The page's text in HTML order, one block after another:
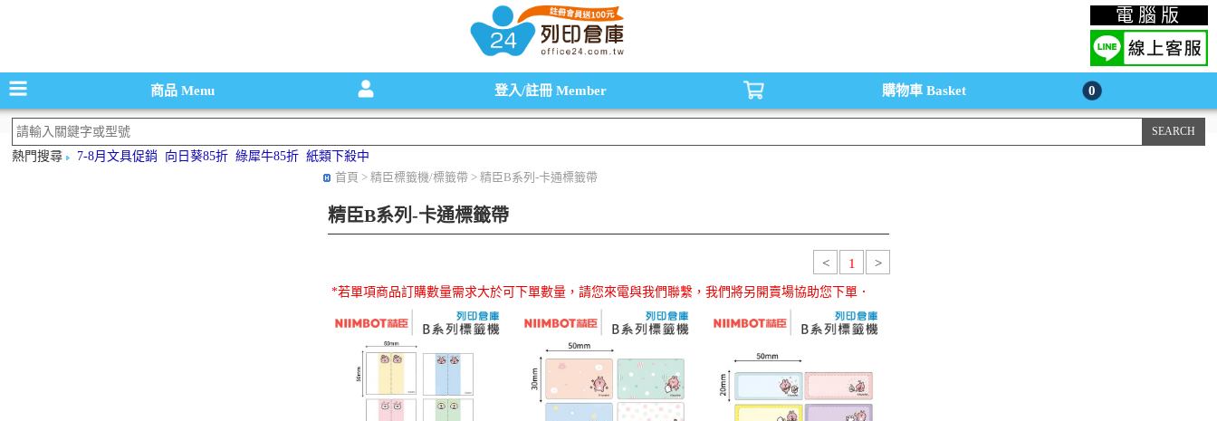
碳粉匣，墨水匣,原廠碳粉匣，副廠碳粉匣，環保碳粉匣,連續供墨印表機-office24列印倉庫線上購物手機版 電腦版
商品Menu 登入/註冊 Member 購物車 Basket 0
熱門搜尋 7-8月文具促銷 向日葵85折 綠犀牛85折 紙類下殺中
首頁 > 精臣標籤機/標籤帶 > 精臣B系列-卡通標籤帶
精臣B系列-卡通標籤帶
< 1 >
*若單項商品訂購數量需求大於可下單數量，請您來電與我們聯繫，我們將另開賣場協助您下單．